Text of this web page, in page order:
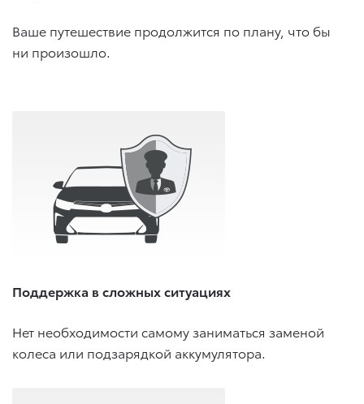
Ваше путешествие продолжится по плану, что бы
ни произошло.
Поддержка в сложных ситуациях
Нет необходимости самому заниматься заменой
колеса или подзарядкой аккумулятора.